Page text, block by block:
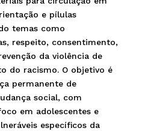
e pílulas
temas como
respeito, consentimento,
da violência de
do racismo. O objetivo é
permanente de
social, com
em adolescentes e
específicos da